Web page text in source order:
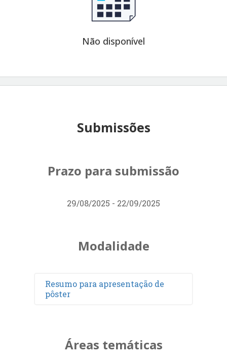
Não disponível
Submissões
Prazo para submissão
29/08/2025 - 22/09/2025
Modalidade
Resumo para apresentação de
pôster
Áreas temáticas